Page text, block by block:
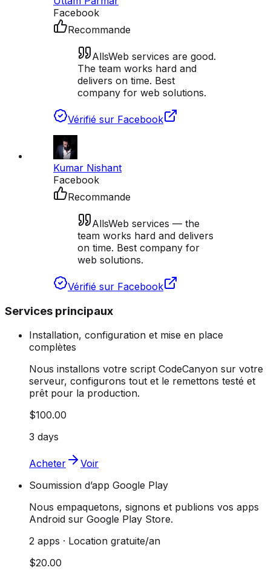
Facebook
Recommande
AllsWeb services are good.
The team works hard and
delivers on time. Best
company for web solutions.
Vérifié sur Facebook
Kumar Nishant
Facebook
Recommande
AllsWeb services — the
team works hard and delivers
on time. Best company for
web solutions.
Vérifié sur Facebook
Services principaux
Installation, configuration et mise en place
complètes
Nous installons votre script CodeCanyon sur votre
serveur, configurons tout et le remettons testé et
prêt pour la production.
$100.00
3 days
Acheter
Voir
Soumission d’app Google Play
Nous empaquetons, signons et publions vos apps
Android sur Google Play Store.
2 apps · Location gratuite/an
$20.00